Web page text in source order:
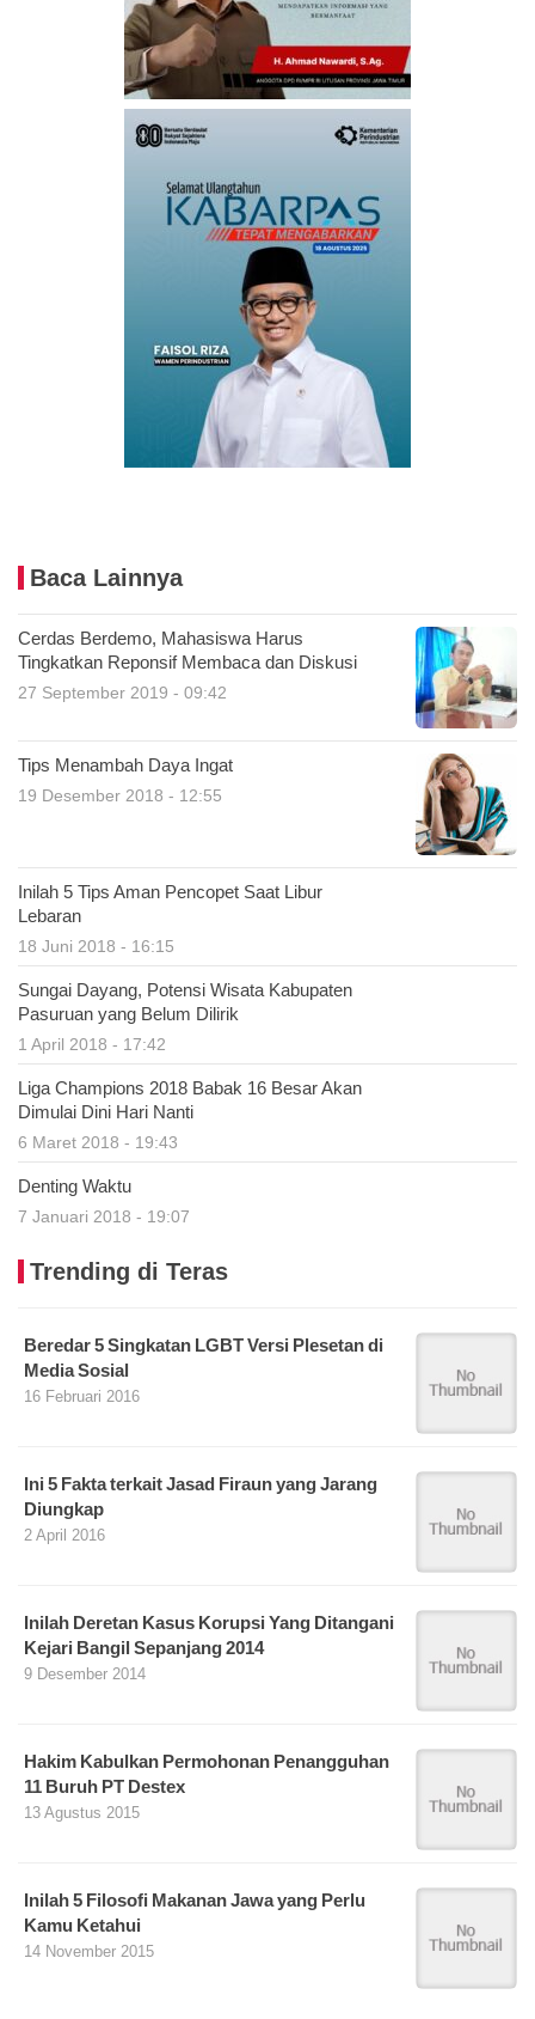
Baca Lainnya
Cerdas Berdemo, Mahasiswa Harus
Tingkatkan Reponsif Membaca dan Diskusi
27 September 2019 - 09:42
Tips Menambah Daya Ingat
19 Desember 2018 - 12:55
Inilah 5 Tips Aman Pencopet Saat Libur
Lebaran
18 Juni 2018 - 16:15
Sungai Dayang, Potensi Wisata Kabupaten
Pasuruan yang Belum Dilirik
1 April 2018 - 17:42
Liga Champions 2018 Babak 16 Besar Akan
Dimulai Dini Hari Nanti
6 Maret 2018 - 19:43
Denting Waktu
7 Januari 2018 - 19:07
Trending di Teras
Beredar 5 Singkatan LGBT Versi Plesetan di
Media Sosial
16 Februari 2016
Ini 5 Fakta terkait Jasad Firaun yang Jarang
Diungkap
2 April 2016
Inilah Deretan Kasus Korupsi Yang Ditangani
Kejari Bangil Sepanjang 2014
9 Desember 2014
Hakim Kabulkan Permohonan Penangguhan
11 Buruh PT Destex
13 Agustus 2015
Inilah 5 Filosofi Makanan Jawa yang Perlu
Kamu Ketahui
14 November 2015